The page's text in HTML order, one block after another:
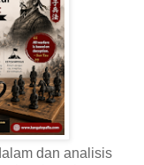
dan analisis